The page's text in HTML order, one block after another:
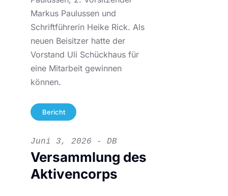
Markus Paulussen und
Schriftführerin Heike Rick. Als
neuen Beisitzer hatte der
Vorstand Uli Schückhaus für
eine Mitarbeit gewinnen
können.
Bericht
Juni 3, 2026 - DB
Versammlung des
Aktivencorps